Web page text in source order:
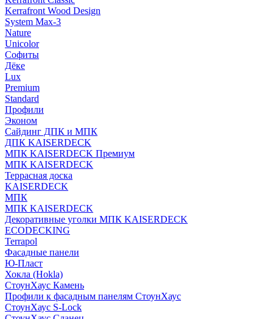
Kerrafront Wood Design
System Max-3
Nature
Unicolor
Софиты
Дёке
Lux
Premium
Standard
Профили
Эконом
Сайдинг ДПК и МПК
ДПК KAISERDECK
МПК KAISERDECK Премиум
МПК KAISERDECK
Террасная доска
KAISERDECK
МПК
МПК KAISERDECK
Декоративные уголки МПК KAISERDECK
ECODECKING
Terrapol
Фасадные панели
Ю-Пласт
Хокла (Hokla)
СтоунХаус Камень
Профили к фасадным панелям СтоунХаус
СтоунХаус S-Lock